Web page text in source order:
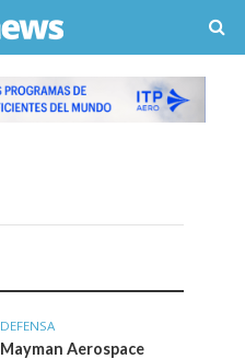
DEFENSA
Mayman Aerospace